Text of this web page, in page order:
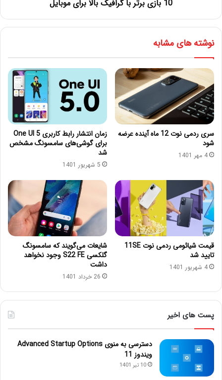
10 بازی برتر با گرافیک بالا برای موبایل
نوشته های مشابه
سری ردمی نوت 12 ماه آینده عرضه
شود
4 مهر 1401
زمان انتشار رابط کاربری One UI 5
برای گوشی‌های سامسونگ مشخص
شد
5 شهریور 1401
قیمت شیائومی ردمی نوت 11SE
تایید شد
4 شهریور 1401
شایعات می‌گویند که سامسونگ
گلکسی S22 FE وجود نخواهد
داشت
26 خرداد 1401
پست های اخیر
دسترسی به منوی Advanced Startup Options
ویندوز 11
10 تیر 1401